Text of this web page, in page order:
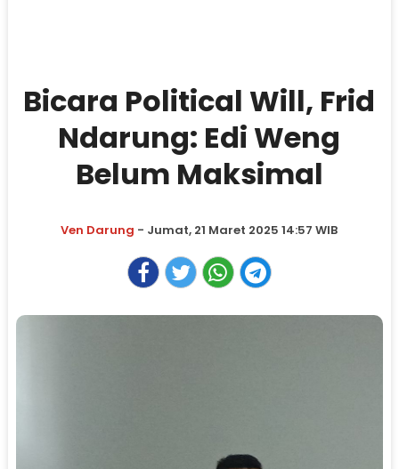
Bicara Political Will, Frid
Ndarung: Edi Weng
Belum Maksimal
Ven Darung - Jumat, 21 Maret 2025 14:57 WIB